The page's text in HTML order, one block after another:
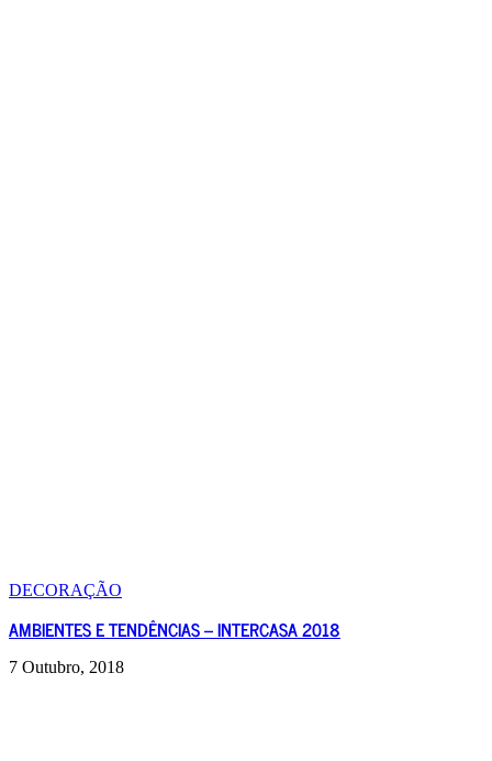
DECORAÇÃO
AMBIENTES E TENDÊNCIAS – INTERCASA 2018
7 Outubro, 2018